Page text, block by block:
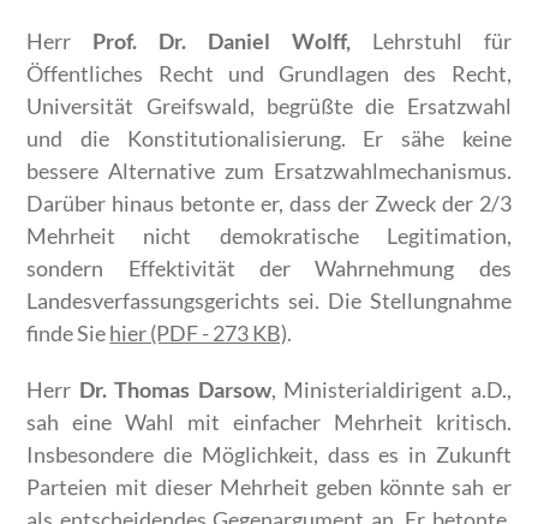
Herr Prof. Dr. Daniel Wolff,Lehrstuhl für
Öffentliches Recht und Grundlagen des Recht,
Universität Greifswald, begrüßte die Ersatzwahl
und die Konstitutionalisierung. Er sähe keine
bessere Alternative zum Ersatzwahlmechanismus.
Darüber hinaus betonte er, dass der Zweck der 2/3
Mehrheit nicht demokratische Legitimation,
sondern Effektivität der Wahrnehmung des
Landesverfassungsgerichts sei. Die Stellungnahme
finde Siehier (PDF - 273 KB).
Herr Dr. Thomas Darsow, Ministerialdirigent a.D.,
sah eine Wahl mit einfacher Mehrheit kritisch.
Insbesondere die Möglichkeit, dass es in Zukunft
Parteien mit dieser Mehrheit geben könnte sah er